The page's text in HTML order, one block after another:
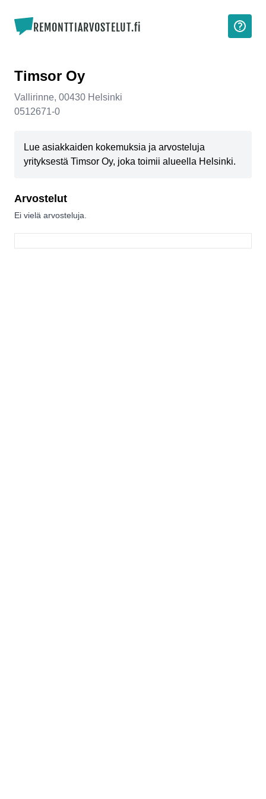
REMONTTIARVOSTELUT.fi
Timsor Oy
Vallirinne, 00430 Helsinki
0512671-0
Lue asiakkaiden kokemuksia ja arvosteluja
yrityksestä Timsor Oy, joka toimii alueella Helsinki.
Arvostelut
Ei vielä arvosteluja.